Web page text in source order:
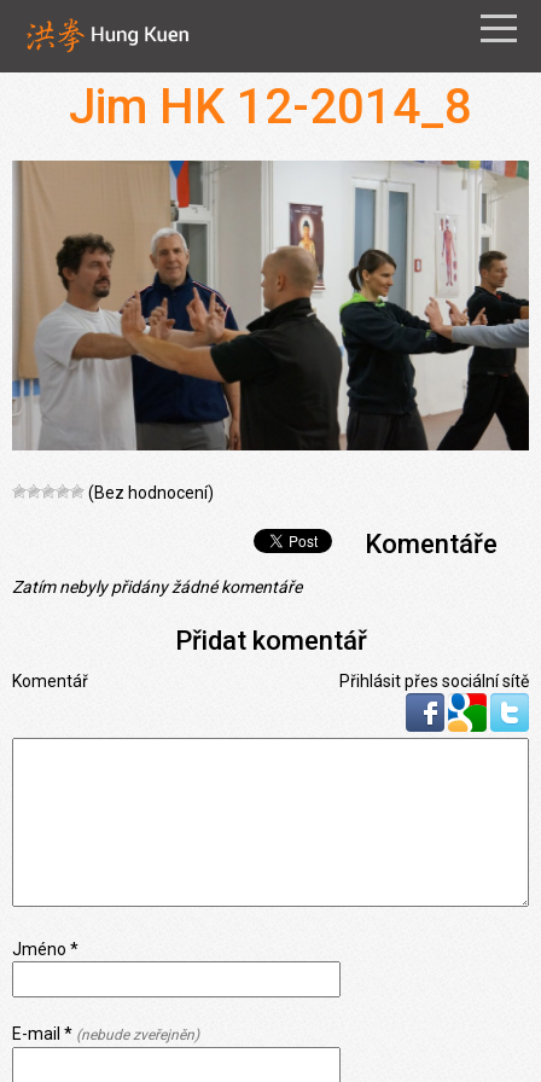
Jim HK 12-2014_8
(Bez hodnocení)
Komentáře
Zatím nebyly přidány žádné komentáře
Přidat komentář
Přihlásit přes sociální sítě
Komentář
Jméno *
E-mail * (nebude zveřejněn)